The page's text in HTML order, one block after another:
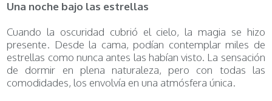
Una noche bajo las estrellas
Cuando la oscuridad cubrió el cielo, la magia se hizo
presente. Desde la cama, podían contemplar miles de
estrellas como nunca antes las habían visto. La sensación
de dormir en plena naturaleza, pero con todas las
comodidades, los envolvía en una atmósfera única.